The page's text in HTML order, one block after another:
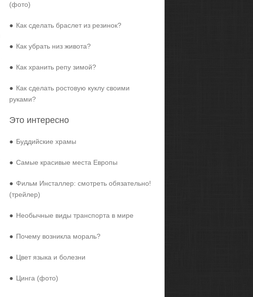
(фото)
● Как сделать браслет из резинок?
● Как убрать низ живота?
● Как хранить репу зимой?
● Как сделать ростовую куклу своими
руками?
Это интересно
● Буддийские храмы
● Самые красивые места Европы
● Фильм Инсталлер: смотреть обязательно!
(трейлер)
● Необычные виды транспорта в мире
● Почему возникла мораль?
● Цвет языка и болезни
● Цинга (фото)